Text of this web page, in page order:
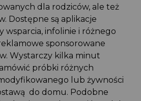
dla rodziców, ale też
Dostępne są aplikacje
infolinie i różnego
sponsorowane
Wystarczy kilka minut
próbki różnych
lub żywności
do domu. Podobne